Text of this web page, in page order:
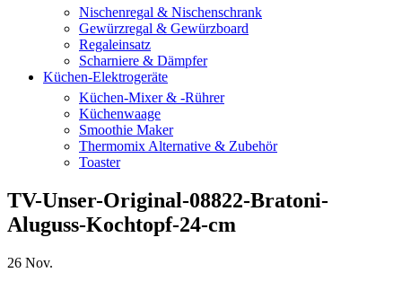
Nischenregal & Nischenschrank
Gewürzregal & Gewürzboard
Regaleinsatz
Scharniere & Dämpfer
Küchen-Elektrogeräte
Küchen-Mixer & -Rührer
Küchenwaage
Smoothie Maker
Thermomix Alternative & Zubehör
Toaster
TV-Unser-Original-08822-Bratoni-
Aluguss-Kochtopf-24-cm
26 Nov.